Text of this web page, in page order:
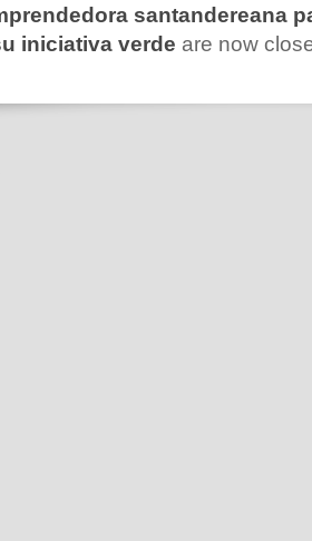
santandereana
iniciativa verde are now